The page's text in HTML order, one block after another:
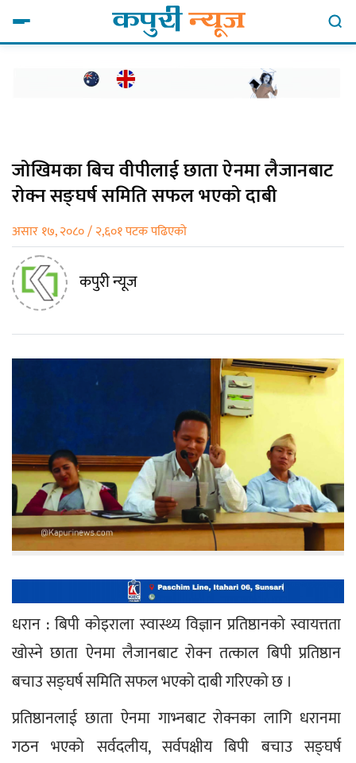
जोखिमका बिच वीपीलाई छाता ऐनमा लैजानबाट
रोक्न सङ्घर्ष समिति सफल भएको दाबी
असार १७, २०८० / २,६०१ पटक पढिएको
कपुरी न्यूज
धरान : बिपी कोइराला स्वास्थ्य विज्ञान प्रतिष्ठानको स्वायत्तता
खोस्ने छाता ऐनमा लैजानबाट रोक्न तत्काल बिपी प्रतिष्ठान
बचाउ सङ्घर्ष समिति सफल भएको दाबी गरिएको छ ।
प्रतिष्ठानलाई छाता ऐनमा गाभ्नबाट रोक्नका लागि धरानमा
गठन भएको सर्वदलीय, सर्वपक्षीय बिपी बचाउ सङ्घर्ष